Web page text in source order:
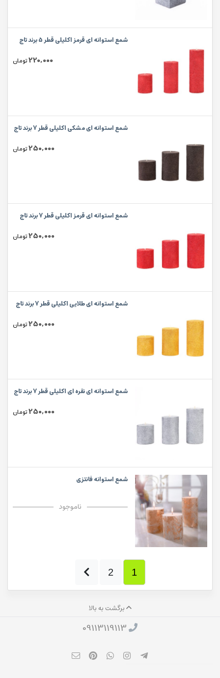
شمع استوانه ای قرمز اکلیلی قطر 5 برند تاج
220,000تومان
شمع استوانه ای مشکی اکلیلی قطر 7 برند تاج
250,000تومان
شمع استوانه ای قرمز اکلیلی قطر 7 برند تاج
250,000تومان
شمع استوانه ای طلایی اکلیلی قطر 7 برند تاج
250,000تومان
شمع استوانه ای نقره ای اکلیلی قطر 7 برند تاج
250,000تومان
شمع استوانه فانتزی
ناموجود
1
2
برگشت به بالا
09113119113